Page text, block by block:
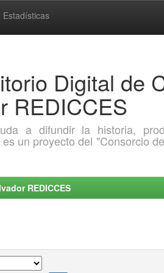
Estadísticas
Digital de
REDICCES
a difundir la historia,
un proyecto del "Consorcio
REDICCES